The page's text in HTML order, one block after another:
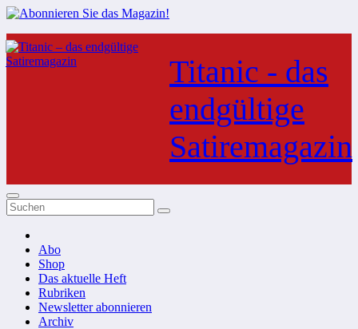
Zum
Inhalt
springen
Titanic - das
endgültige
Satiremagazin
Abo
Shop
Das aktuelle Heft
Rubriken
Newsletter abonnieren
Archiv